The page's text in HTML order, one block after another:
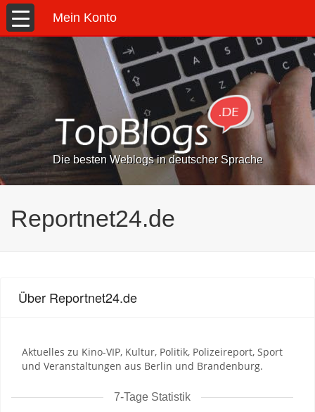
Mein Konto
Die besten Weblogs in deutscher Sprache
Reportnet24.de
Über Reportnet24.de
Aktuelles zu Kino-VIP, Kultur, Politik, Polizeireport, Sport
und Veranstaltungen aus Berlin und Brandenburg.
7-Tage Statistik